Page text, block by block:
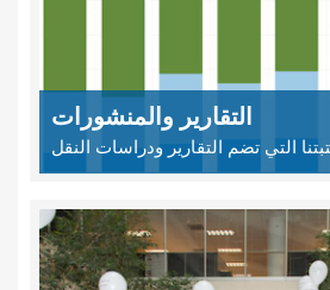
التقارير والمنشورات
التي تضم التقارير ودراسات النقل